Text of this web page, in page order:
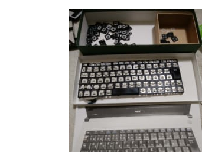
更
日
時
: